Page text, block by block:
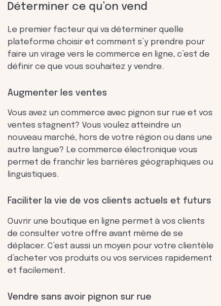
Déterminer ce qu’on vend
Le premier facteur qui va déterminer quelle
plateforme choisir et comment s’y prendre pour
faire un virage vers le commerce en ligne, c’est de
définir ce que vous souhaitez y vendre.
Augmenter les ventes
Vous avez un commerce avec pignon sur rue et vos
ventes stagnent? Vous voulez atteindre un
nouveau marché, hors de votre région ou dans une
autre langue? Le commerce électronique vous
permet de franchir les barrières géographiques ou
linguistiques.
Faciliter la vie de vos clients actuels et futurs
Ouvrir une boutique en ligne permet à vos clients
de consulter votre offre avant même de se
déplacer. C’est aussi un moyen pour votre clientèle
d’acheter vos produits ou vos services rapidement
et facilement.
Vendre sans avoir pignon sur rue